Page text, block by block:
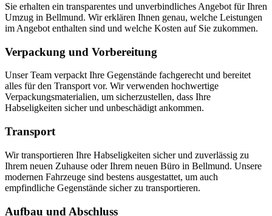
Sie erhalten ein transparentes und unverbindliches Angebot für Ihren
Umzug in Bellmund. Wir erklären Ihnen genau, welche Leistungen
im Angebot enthalten sind und welche Kosten auf Sie zukommen.
Verpackung und Vorbereitung
Unser Team verpackt Ihre Gegenstände fachgerecht und bereitet
alles für den Transport vor. Wir verwenden hochwertige
Verpackungsmaterialien, um sicherzustellen, dass Ihre
Habseligkeiten sicher und unbeschädigt ankommen.
Transport
Wir transportieren Ihre Habseligkeiten sicher und zuverlässig zu
Ihrem neuen Zuhause oder Ihrem neuen Büro in Bellmund. Unsere
modernen Fahrzeuge sind bestens ausgestattet, um auch
empfindliche Gegenstände sicher zu transportieren.
Aufbau und Abschluss